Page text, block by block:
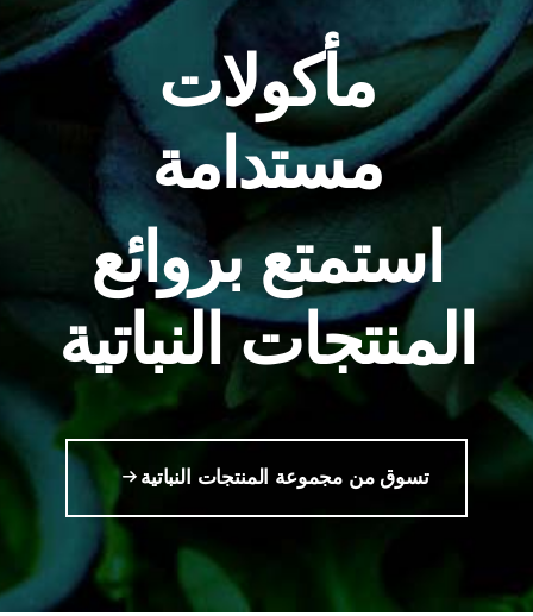
مأكولات
مستدامة
استمتع بروائع
المنتجات النباتية
تسوق من مجموعة المنتجات النباتية